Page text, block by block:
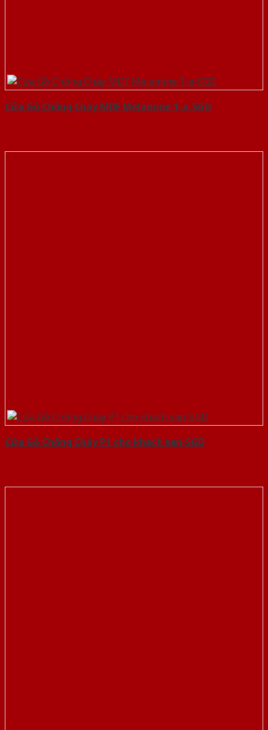
Cửa Gỗ Chống Cháy MDF Melamine 1-a-SGD
Cửa Gỗ Chống Cháy P1 cho khach san-SGD